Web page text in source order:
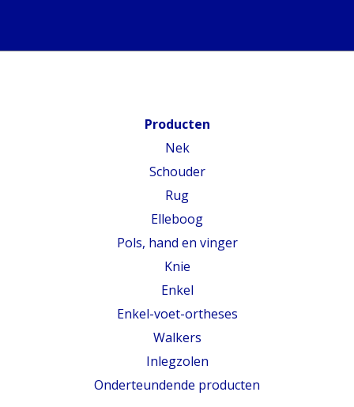
Producten
Nek
Schouder
Rug
Elleboog
Pols, hand en vinger
Knie
Enkel
Enkel-voet-ortheses
Walkers
Inlegzolen
Onderteundende producten